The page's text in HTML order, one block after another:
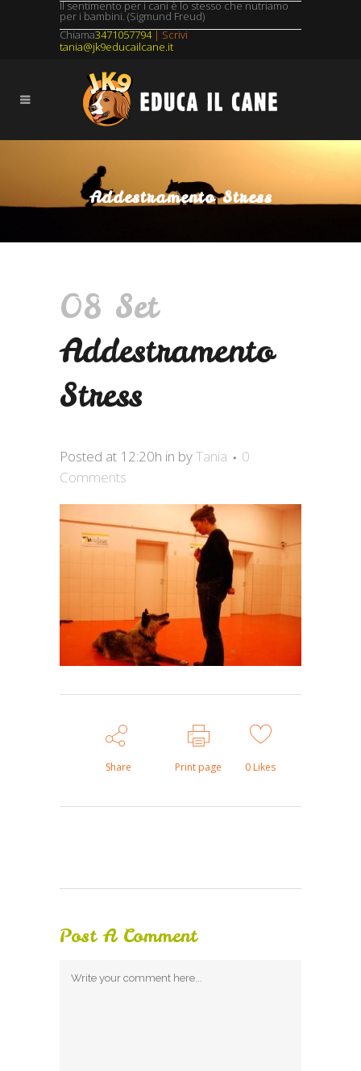
Il sentimento per i cani è lo stesso che nutriamo
per i bambini. (Sigmund Freud)
Chiama3471057794| Scrivi
tania@jk9educailcane.it
Addestramento Stress
08 Set
Addestramento
Stress
Posted at 12:20h in byTania
0
Comments
Share Print page 0 Likes
Post A Comment